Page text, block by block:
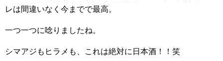
レは間違いなく今までで最高。
一つ一つに唸りましたね。
シマアジもヒラメも、これは絶対に日本酒！！笑